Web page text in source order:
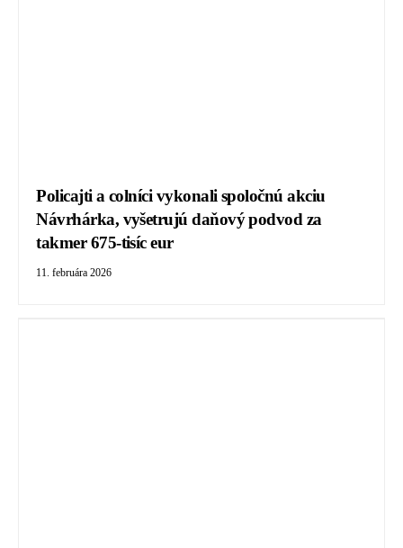
Policajti a colníci vykonali spoločnú akciu
Návrhárka, vyšetrujú daňový podvod za
takmer 675-tisíc eur
11. februára 2026